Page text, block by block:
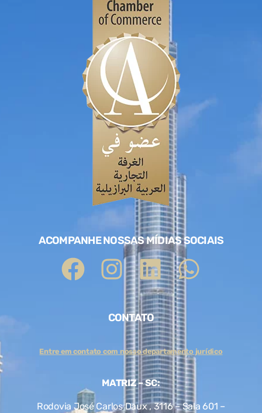
ACOMPANHE NOSSAS MÍDIAS SOCIAIS
CONTATO
Entre em contato com nosso departamento jurídico
MATRIZ – SC:
Rodovia José Carlos Daux , 3116 – Sala 601 –